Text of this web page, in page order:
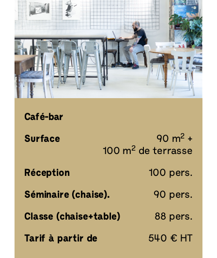
Café-bar
Surface 90 m2 +
100 m2de terrasse
Réception 100 pers.
Séminaire (chaise). 90 pers.
Classe (chaise+table) 88 pers.
Tarif à partir de 540 € HT